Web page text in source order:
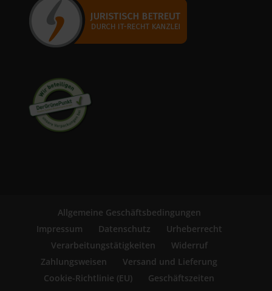
Allgemeine Geschäftsbedingungen
Impressum
Datenschutz
Urheberrecht
Verarbeitungstätigkeiten
Widerruf
Zahlungsweisen
Versand und Lieferung
Cookie-Richtlinie (EU)
Geschäftszeiten